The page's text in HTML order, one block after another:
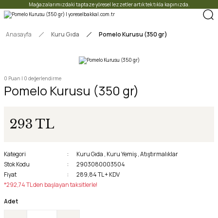
Mağazalarımızdaki taptaze yöresel lezzetler artık tek tıkla kapınızda.
Anasayfa Kuru Gıda Pomelo Kurusu (350 gr)
0 Puan | 0 değerlendirme
Pomelo Kurusu (350 gr)
293 TL
Kategori Kuru Gıda , Kuru Yemiş ,Atıştırmalıklar
Stok Kodu
2903080003504
Fiyat
289,84 TL + KDV
*292,74 TL den başlayan taksitlerle!
Adet